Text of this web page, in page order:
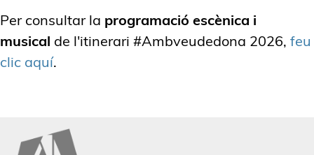
Per consultar la programació escènica i
musical de l'itinerari #Ambveudedona 2026, feu
clic aquí.